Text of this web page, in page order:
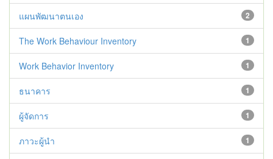
2
แผนพัฒนาตนเอง
1
The Work Behaviour Inventory
1
Work Behavior Inventory
1
ธนาคาร
1
ผู้จัดการ
1
ภาวะผู้นำ